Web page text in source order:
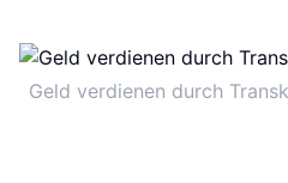
Geld verdienen durch